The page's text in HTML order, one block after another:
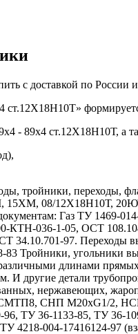
с доставкой по
- 89х4 ст.12Х18Н10Т, а
тройники, переходы,
08/12Х18Н10Т,
Газ ТУ 1469-
КТН-036-1-05, ОСТ
34.10.701-97. Переходы
Тройники, угольники
длинами
И другие детали
нержавеющих,
СНП М20хG1/2,
ТУ 36-1133-85, ТУ 36-
4218-004-17416124-97